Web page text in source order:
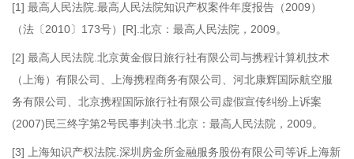
[1] 最高人民法院.最高人民法院知识产权案件年度报告（2009）
（法〔2010〕173号）[R].北京：最高人民法院，2009。
[2] 最高人民法院.北京黄金假日旅行社有限公司与携程计算机技术
（上海）有限公司、上海携程商务有限公司、河北康辉国际航空服
务有限公司、北京携程国际旅行社有限公司虚假宣传纠纷上诉案
(2007)民三终字第2号民事判决书.北京：最高人民法院，2009。
[3]
上海知识产权法院.深圳房金所金融服务股份有限公司等诉上海新